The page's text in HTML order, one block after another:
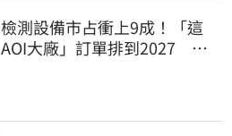
檢測設備市占衝上9成！「這
AOI大廠」訂單排到2027 目